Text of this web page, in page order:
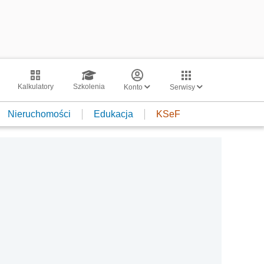
Kalkulatory Szkolenia Konto Serwisy
Nieruchomości Edukacja KSeF